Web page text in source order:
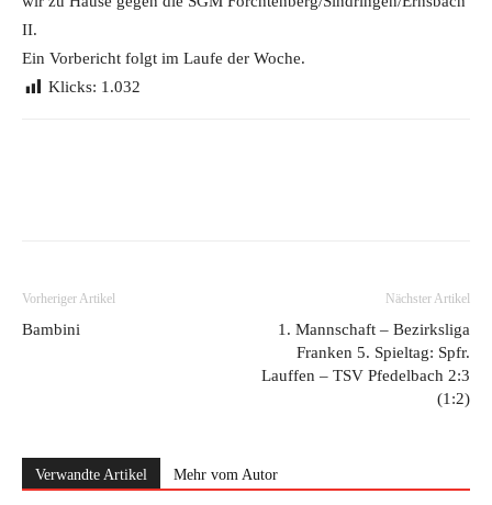
II.
Ein Vorbericht folgt im Laufe der Woche.
Klicks: 1.032
Vorheriger Artikel
Bambini
Nächster Artikel
1. Mannschaft – Bezirksliga
Franken 5. Spieltag: Spfr.
Lauffen – TSV Pfedelbach 2:3
(1:2)
Verwandte Artikel Mehr vom Autor